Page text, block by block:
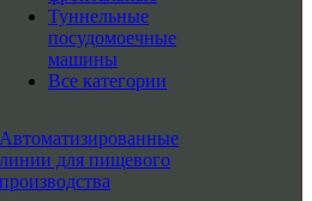
Туннельные
посудомоечные
машины
Все категории
Автоматизированные
линии для пищевого
производства